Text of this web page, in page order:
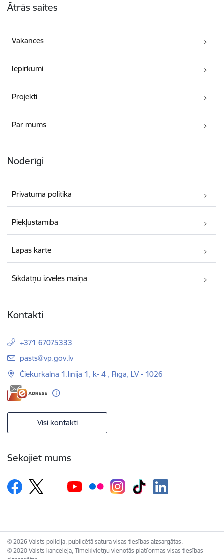
Ātrās saites
Vakances
Iepirkumi
Projekti
Par mums
Noderīgi
Privātuma politika
Piekļūstamība
Lapas karte
Sīkdatņu izvēles maiņa
Kontakti
+371 67075333
E-pasts:
pasts@vp.gov.lv
Čiekurkalna 1.līnija 1, k- 4 , Rīga, LV - 1026
Visi kontakti
Sekojiet mums
© 2026 Valsts policija, publicētā satura visas tiesības aizsargātas.
© 2020 Valsts kanceleja, Tīmekļvietņu vienotās platformas visas tiesības